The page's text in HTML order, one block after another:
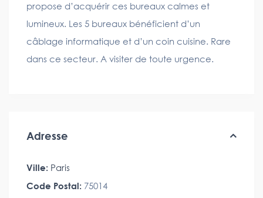
propose d’acquérir ces bureaux calmes et
lumineux. Les 5 bureaux bénéficient d’un
câblage informatique et d’un coin cuisine. Rare
dans ce secteur. A visiter de toute urgence.
Adresse
Ville: Paris
Code Postal: 75014